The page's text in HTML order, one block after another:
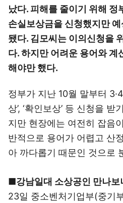
났다. 피해를 줄이기 위해 정
손실보상금을 신청했지만
됐다. 김모씨는 이의신청을
다. 하지만 어려운 용어와 계
해야만 했다.
정부가 지난 10월 말부터
상’, ‘확인보상’ 등 신청을
지만 현장에는 여전히 잡음
반적으로 용어가 어렵고 산
아 까다롭기 때문인 것으로
■강남일대 소상공인 만나보
23일 중소벤처기업부(중기